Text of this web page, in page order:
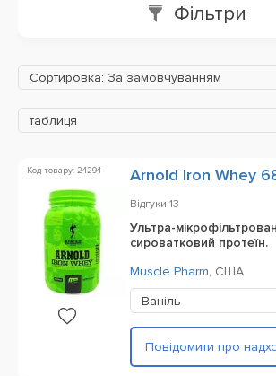
Фільтри
Сортировка: За замовчуванням
таблиця
Код товару: 24294 Arnold Iron Whey
Відгуки 13
Ультра-
сироватковий протеїн.
Muscle Pharm, США
Ваніль
Повідомити про